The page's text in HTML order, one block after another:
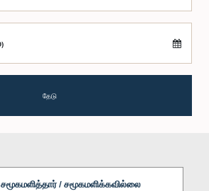
தேடு
சமூகமளித்தார் / சமூகமளிக்கவில்லை